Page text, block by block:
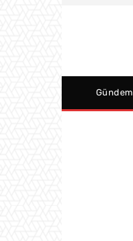
Gündem